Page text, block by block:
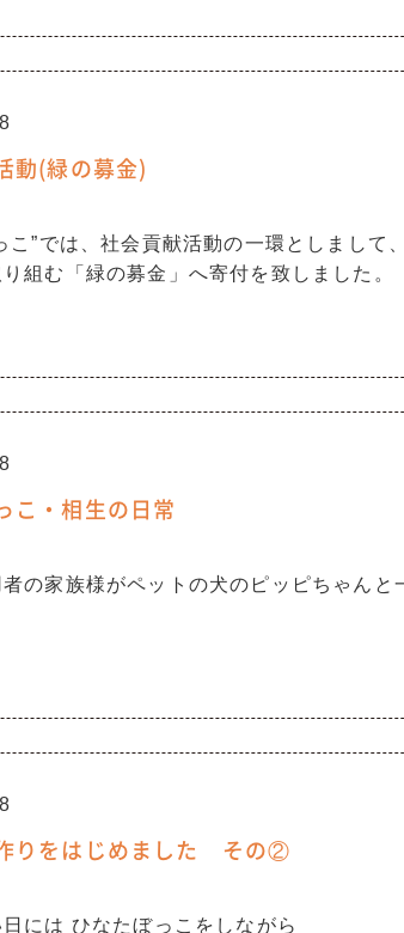
動(緑の募金)
こ”では、社会貢献活動の一環としまして
組む「緑の募金」へ寄付を致しました。
こ・相生の日常
の家族様がペットの犬のピッピちゃんと
りをはじめました その②
には ひなたぼっこをしながら